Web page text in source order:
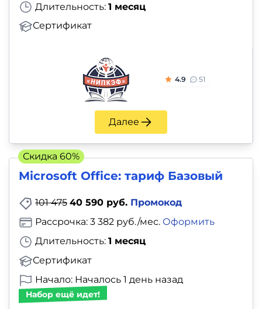
Длительность: 1 месяц
Сертификат
4.9 51
Далее
Microsoft Office: тариф Базовый
101 475 40 590 руб. Промокод
Длительность: 1 месяц
Сертификат
Рассрочка: 3 382 руб./мес. Оформить
Начало: Началось 1 день назад
Набор ещё идет!
Скидка 60%